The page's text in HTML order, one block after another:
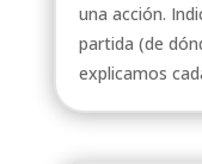
una acción.
partida (de
explicamos